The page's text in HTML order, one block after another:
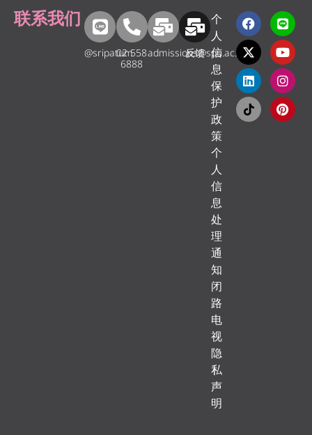
联系我们
@sripatum02 558
6888
admissions@spu.ac.th
反馈
个
人
信
息
保
护
政
策
个
人
信
息
处
理
通
知
闭
路
电
视
隐
私
声
明